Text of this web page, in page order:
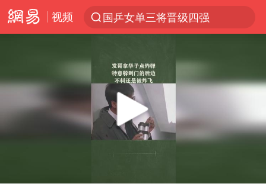
视频
国乒女单三将晋级四强
新疆优化调整景区内自驾服务费
央视新主播李秋莹孙亚鹏亮相
情侣平潭拍日出坠崖1死1伤
Play